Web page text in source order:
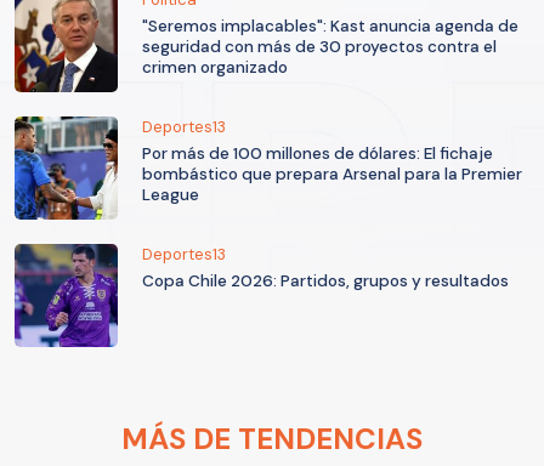
"Seremos implacables": Kast anuncia agenda de
seguridad con más de 30 proyectos contra el
crimen organizado
Deportes13
Por más de 100 millones de dólares: El fichaje
bombástico que prepara Arsenal para la Premier
League
Deportes13
Copa Chile 2026: Partidos, grupos y resultados
MÁS DE TENDENCIAS